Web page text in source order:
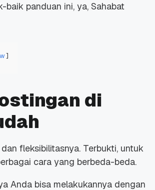
baik panduan ini, ya, Sahabat
di
fleksibilitasnya. Terbukti, untuk
cara yang berbeda-beda.
Anda bisa melakukannya dengan